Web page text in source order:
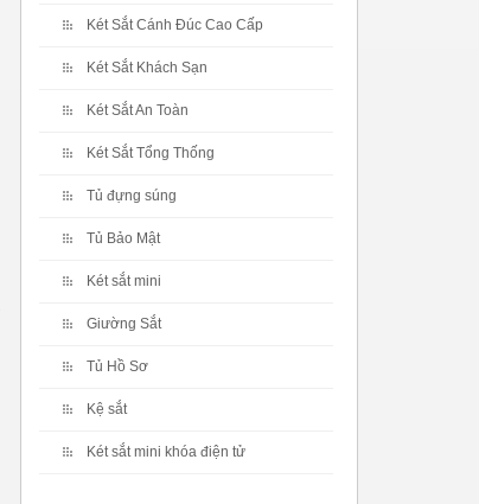
Két Sắt Cánh Đúc Cao Cấp
Két Sắt Khách Sạn
Két Sắt An Toàn
Két Sắt Tổng Thống
Tủ đựng súng
Tủ Bảo Mật
Két sắt mini
Giường Sắt
Tủ Hồ Sơ
Kệ sắt
Két sắt mini khóa điện tử